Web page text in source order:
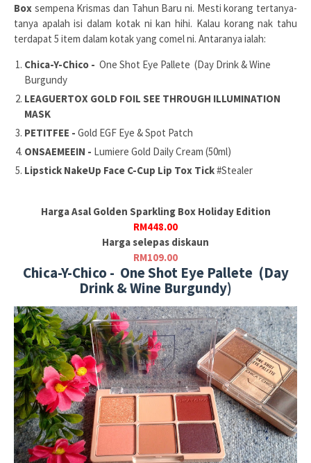
Box sempena Krismas dan Tahun Baru ni. Mesti korang tertanya-
tanya apalah isi dalam kotak ni kan hihi. Kalau korang nak tahu
terdapat 5 item dalam kotak yang comel ni. Antaranya ialah:
Chica-Y-Chico - One Shot Eye Pallete (Day Drink & Wine
Burgundy
LEAGUERTOX GOLD FOIL SEE THROUGH ILLUMINATION
MASK
PETITFEE - Gold EGF Eye & Spot Patch
ONSAEMEEIN - Lumiere Gold Daily Cream (50ml)
Lipstick NakeUp Face C-Cup Lip Tox Tick#Stealer
Harga Asal Golden Sparkling Box Holiday Edition
RM448.00
Harga selepas diskaun
RM109.00
Chica-Y-Chico - One Shot Eye Pallete (Day
Drink & Wine Burgundy)